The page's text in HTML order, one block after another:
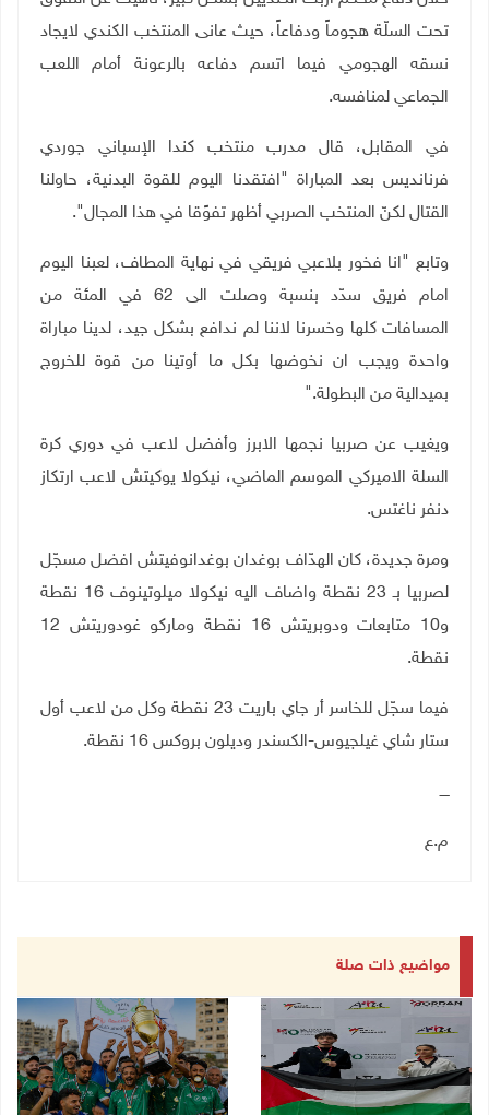
تحت السلّة هجوماً ودفاعاً، حيث عانى المنتخب الكندي لايجاد
نسقه الهجومي فيما اتسم دفاعه بالرعونة أمام اللعب
الجماعي لمنافسه.
في المقابل، قال مدرب منتخب كندا الإسباني جوردي
فرنانديس بعد المباراة "افتقدنا اليوم للقوة البدنية، حاولنا
القتال لكنّ المنتخب الصربي أظهر تفوًقا في هذا المجال".
وتابع "انا فخور بلاعبي فريقي في نهاية المطاف، لعبنا اليوم
امام فريق سدّد بنسبة وصلت الى 62 في المئة من
المسافات كلها وخسرنا لاننا لم ندافع بشكل جيد، لدينا مباراة
واحدة ويجب ان نخوضها بكل ما أوتينا من قوة للخروج
بميدالية من البطولة".
ويغيب عن صربيا نجمها الابرز وأفضل لاعب في دوري كرة
السلة الاميركي الموسم الماضي، نيكولا يوكيتش لاعب ارتكاز
دنفر ناغتس.
ومرة جديدة، كان الهدّاف بوغدان بوغدانوفيتش افضل مسجّل
لصربيا بـ 23 نقطة واضاف اليه نيكولا ميلوتينوف 16 نقطة
و10 متابعات ودوبريتش 16 نقطة وماركو غودوريتش 12
نقطة.
فيما سجّل للخاسر أر جاي باريت 23 نقطة وكل من لاعب أول
ستار شاي غيلجيوس-الكسندر وديلون بروكس 16 نقطة
.
ــــ
م.ع
مواضيع ذات صلة